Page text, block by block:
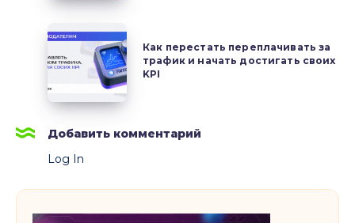
нутра-
Как
перестать
переплачивать
за
трафик
и
своих
Как перестать переплачивать за
трафик и начать достигать своих
KPI
Добавить комментарий
Log In